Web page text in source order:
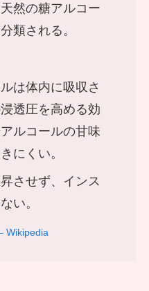
然の糖アルコー
類される。
は体内に吸収さ
透圧を高める効
ルコールの甘味
にくい。
させず、インス
い。
Wikipedia